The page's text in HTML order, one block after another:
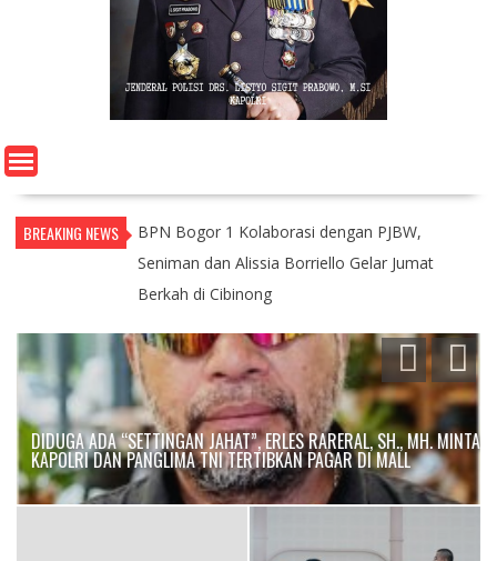
BREAKING NEWS
BPN Bogor 1 Kolaborasi dengan PJBW,
Seniman dan Alissia Borriello Gelar Jumat
Berkah di Cibinong
DIDUGA ADA “SETTINGAN JAHAT”, ERLES RARERAL, SH., MH. MINTA
KAPOLRI DAN PANGLIMA TNI TERTIBKAN PAGAR DI MALL